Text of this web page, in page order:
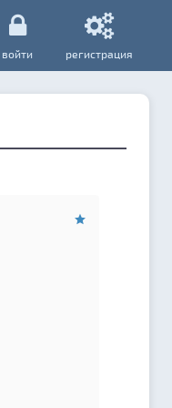
войти регистрация